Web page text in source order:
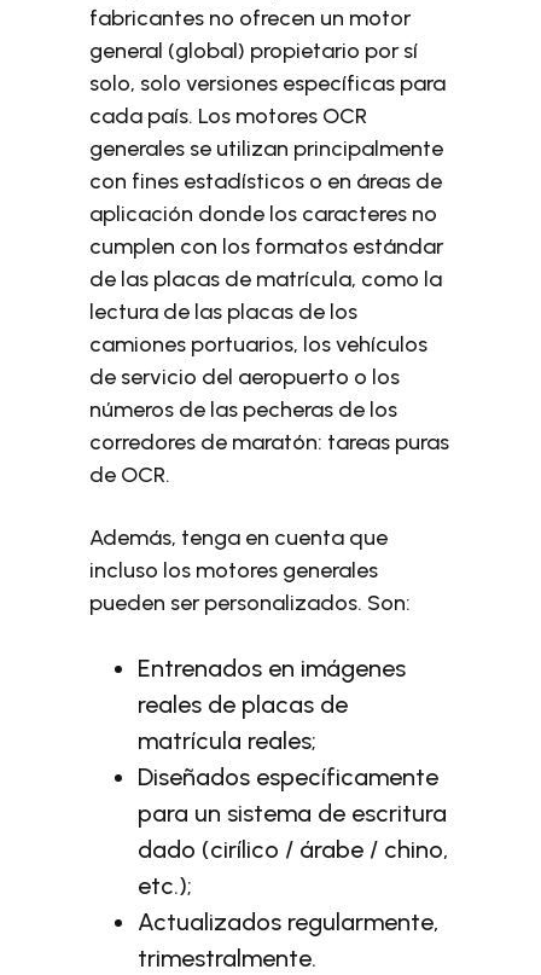
fabricantes no ofrecen un motor
general (global) propietario por sí
solo, solo versiones específicas para
cada país. Los motores OCR
generales se utilizan principalmente
con fines estadísticos o en áreas de
aplicación donde los caracteres no
cumplen con los formatos estándar
de las placas de matrícula, como la
lectura de las placas de los
camiones portuarios, los vehículos
de servicio del aeropuerto o los
números de las pecheras de los
corredores de maratón: tareas puras
de OCR.
Además, tenga en cuenta que
incluso los motores generales
pueden ser personalizados. Son:
Entrenados en imágenes
reales de placas de
matrícula reales;
Diseñados específicamente
para un sistema de escritura
dado (cirílico / árabe / chino,
etc.);
Actualizados regularmente,
trimestralmente.